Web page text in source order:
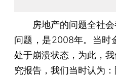
房地产的问题全社会
问题，是2008年。当时
处于崩溃状态，为此，
究报告，我们当时认为